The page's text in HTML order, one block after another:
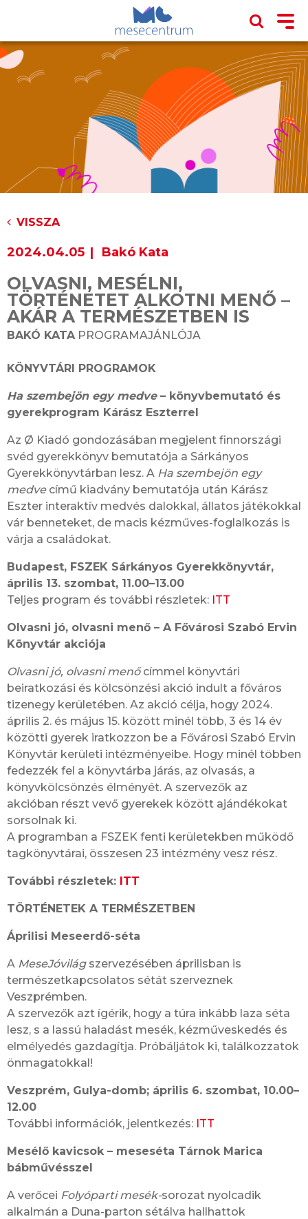
VISSZA
2024.04.05 Bakó Kata
OLVASNI, MESÉLNI,
TÖRTÉNETET ALKOTNI MENŐ –
AKÁR A TERMÉSZETBEN IS
BAKÓ KATA PROGRAMAJÁNLÓJA
KÖNYVTÁRI PROGRAMOK
Ha szembejön egy medve– könyvbemutató és
gyerekprogram Kárász Eszterrel
Az Ø Kiadó gondozásában megjelent finnországi
svéd gyerekkönyv bemutatója a Sárkányos
Gyerekkönyvtárban lesz. A Ha szembejön egy
medvecímű kiadvány bemutatója után Kárász
Eszter interaktív medvés dalokkal, állatos játékokkal
vár benneteket, de macis kézműves-foglalkozás is
várja a családokat.
Budapest, FSZEK Sárkányos Gyerekkönyvtár,
április 13. szombat, 11.00–13.00
Teljes program és további részletek: ITT
Olvasni jó, olvasni menő – A Fővárosi Szabó Ervin
Könyvtár akciója
Olvasni jó, olvasni menőcímmel könyvtári
beiratkozási és kölcsönzési akció indult a főváros
tizenegy kerületében. Az akció célja, hogy 2024.
április 2. és május 15. között minél több, 3 és 14 év
közötti gyerek iratkozzon be a Fővárosi Szabó Ervin
Könyvtár kerületi intézményeibe. Hogy minél többen
fedezzék fel a könyvtárba járás, az olvasás, a
könyvkölcsönzés élményét. A szervezők az
akcióban részt vevő gyerekek között ajándékokat
sorsolnak ki.
A programban a FSZEK fenti kerületekben működő
tagkönyvtárai, összesen 23 intézmény vesz rész.
További részletek: ITT
TÖRTÉNETEK A TERMÉSZETBEN
Áprilisi Meseerdő-séta
A MeseJóvilágszervezésében áprilisban is
természetkapcsolatos sétát szerveznek
Veszprémben.
A szervezők azt ígérik, hogy a túra inkább laza séta
lesz, s a lassú haladást mesék, kézműveskedés és
elmélyedés gazdagítja. Próbáljátok ki, találkozzatok
önmagatokkal!
Veszprém, Gulya-domb; április 6. szombat, 10.00–
12.00
További információk, jelentkezés: ITT
Mesélő kavicsok – meseséta Tárnok Marica
bábművésszel
A verőcei Folyóparti mesék-sorozat nyolcadik
alkalmán a Duna-parton sétálva hallhattok